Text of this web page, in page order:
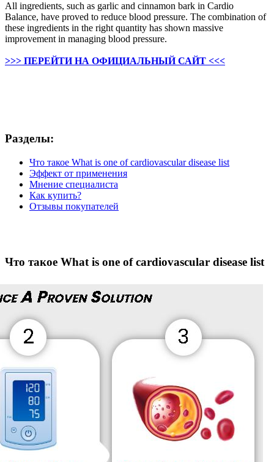
All ingredients, such as garlic and cinnamon bark in Cardio
Balance, have proved to reduce blood pressure. The combination of
these ingredients in the right quantity has shown massive
improvement in managing blood pressure.
>>> ПЕРЕЙТИ НА ОФИЦИАЛЬНЫЙ САЙТ <<<
Разделы:
Что такое What is one of cardiovascular disease list
Эффект от применения
Мнение специалиста
Как купить?
Отзывы покупателей
Что такое What is one of cardiovascular disease list